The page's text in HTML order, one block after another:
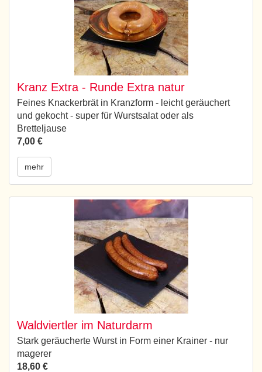
Kranz Extra - Runde Extra natur
Feines Knackerbrät in Kranzform - leicht geräuchert
und gekocht - super für Wurstsalat oder als
Bretteljause
7,00 €
mehr
Waldviertler im Naturdarm
Stark geräucherte Wurst in Form einer Krainer - nur
magerer
18,60 €